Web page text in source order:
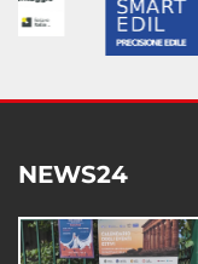
NEWS24